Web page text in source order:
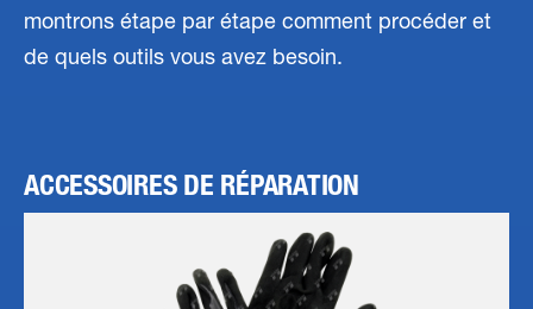
montrons étape par étape comment procéder et
de quels outils vous avez besoin.
ACCESSOIRES DE RÉPARATION